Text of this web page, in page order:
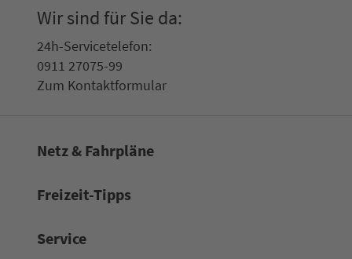
Wir sind für Sie da:
24h-Ser­vice­te­le­fon:
0911 27075-99
Zum Kon­taktformular
Netz & Fahrpläne
Frei­zeit-Tipps
Service